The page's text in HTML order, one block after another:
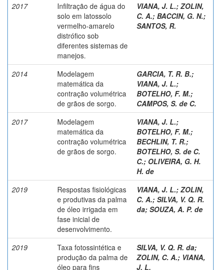
2017
Infiltração de água do
solo em latossolo
vermelho-amarelo
distrófico sob
diferentes sistemas de
manejos.
VIANA, J. L.; ZOLIN,
C. A.; BACCIN, G. N.;
SANTOS, R.
2014
Modelagem
matemática da
contração volumétrica
de grãos de sorgo.
GARCIA, T. R. B.;
VIANA, J. L.;
BOTELHO, F. M.;
CAMPOS, S. de C.
2017
Modelagem
matemática da
contração volumétrica
de grãos de sorgo.
VIANA, J. L.;
BOTELHO, F. M.;
BECHLIN, T. R.;
BOTELHO, S. de C.
C.; OLIVEIRA, G. H.
H. de
2019
Respostas fisiológicas
e produtivas da palma
de óleo irrigada em
fase inicial de
desenvolvimento.
VIANA, J. L.; ZOLIN,
C. A.; SILVA, V. Q. R.
da; SOUZA, A. P. de
2019
Taxa fotossintética e
produção da palma de
óleo para fins
SILVA, V. Q. R. da;
ZOLIN, C. A.; VIANA,
J. L.